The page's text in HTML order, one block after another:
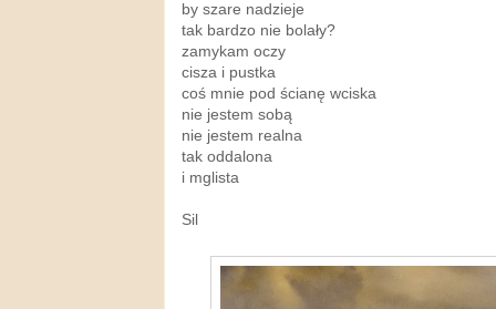
by szare nadzieje
tak bardzo nie bolały?
zamykam oczy
cisza i pustka
coś mnie pod ścianę wciska
nie jestem sobą
nie jestem realna
tak oddalona
i mglista
Sil